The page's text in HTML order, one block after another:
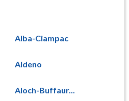
Alba-Ciampac
Aldeno
Aloch-Buffaur...